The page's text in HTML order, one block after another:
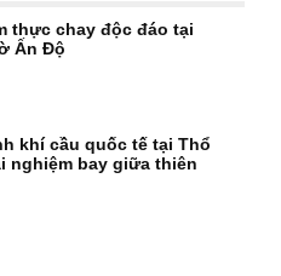
thực chay độc đáo tại
Ấn Độ
khí cầu quốc tế tại Thổ
nghiệm bay giữa thiên